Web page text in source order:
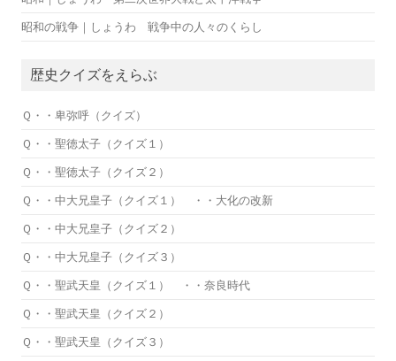
昭和の戦争｜しょうわ 戦争中の人々のくらし
歴史クイズをえらぶ
Ｑ・・卑弥呼（クイズ）
Ｑ・・聖徳太子（クイズ１）
Ｑ・・聖徳太子（クイズ２）
Ｑ・・中大兄皇子（クイズ１） ・・大化の改新
Ｑ・・中大兄皇子（クイズ２）
Ｑ・・中大兄皇子（クイズ３）
Ｑ・・聖武天皇（クイズ１） ・・奈良時代
Ｑ・・聖武天皇（クイズ２）
Ｑ・・聖武天皇（クイズ３）